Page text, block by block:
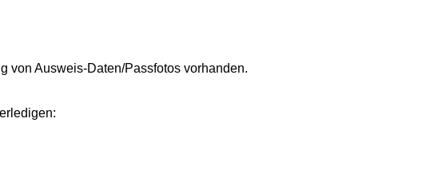
von Ausweis-Daten/Passfotos vorhanden.